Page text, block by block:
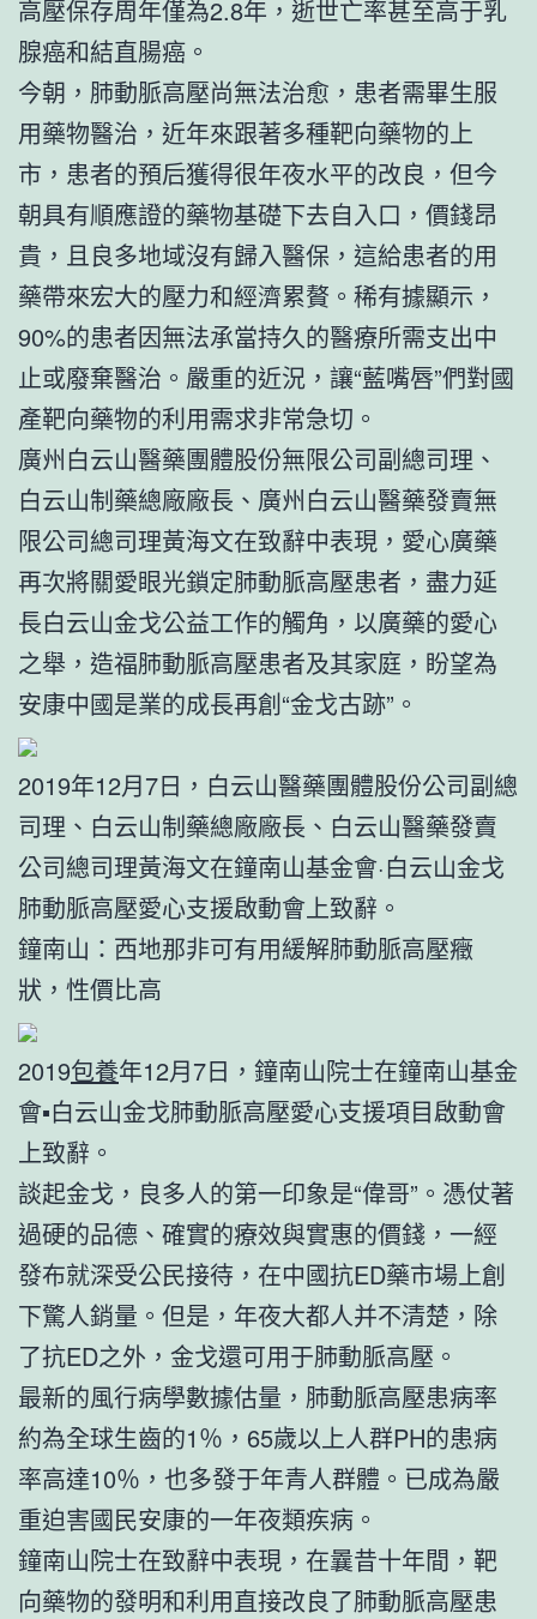
高壓保存周年僅為2.8年，逝世亡率甚至高于乳
腺癌和結直腸癌。
今朝，肺動脈高壓尚無法治愈，患者需畢生服
用藥物醫治，近年來跟著多種靶向藥物的上
市，患者的預后獲得很年夜水平的改良，但今
朝具有順應證的藥物基礎下去自入口，價錢昂
貴，且良多地域沒有歸入醫保，這給患者的用
藥帶來宏大的壓力和經濟累贅。稀有據顯示，
90%的患者因無法承當持久的醫療所需支出中
止或廢棄醫治。嚴重的近況，讓“藍嘴唇”們對國
產靶向藥物的利用需求非常急切。
廣州白云山醫藥團體股份無限公司副總司理、
白云山制藥總廠廠長、廣州白云山醫藥發賣無
限公司總司理黃海文在致辭中表現，愛心廣藥
再次將關愛眼光鎖定肺動脈高壓患者，盡力延
長白云山金戈公益工作的觸角，以廣藥的愛心
之舉，造福肺動脈高壓患者及其家庭，盼望為
安康中國是業的成長再創“金戈古跡”。
2019年12月7日，白云山醫藥團體股份公司副總
司理、白云山制藥總廠廠長、白云山醫藥發賣
公司總司理黃海文在鐘南山基金會·白云山金戈
肺動脈高壓愛心支援啟動會上致辭。
鐘南山：西地那非可有用緩解肺動脈高壓癥
狀，性價比高
2019包養年12月7日，鐘南山院士在鐘南山基金
會▪白云山金戈肺動脈高壓愛心支援項目啟動會
上致辭。
談起金戈，良多人的第一印象是“偉哥”。憑仗著
過硬的品德、確實的療效與實惠的價錢，一經
發布就深受公民接待，在中國抗ED藥市場上創
下驚人銷量。但是，年夜大都人并不清楚，除
了抗ED之外，金戈還可用于肺動脈高壓。
最新的風行病學數據估量，肺動脈高壓患病率
約為全球生齒的1％，65歲以上人群PH的患病
率高達10％，也多發于年青人群體。已成為嚴
重迫害國民安康的一年夜類疾病。
鐘南山院士在致辭中表現，在曩昔十年間，靶
向藥物的發明和利用直接改良了肺動脈高壓患